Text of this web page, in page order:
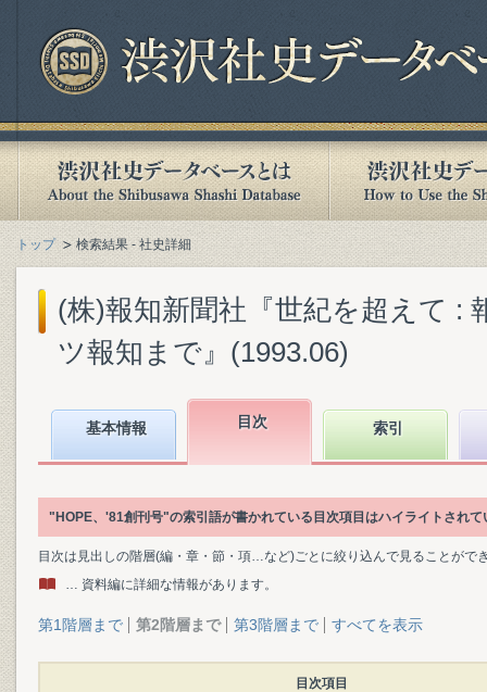
トップ 検索結果 - 社史詳細
(株)報知新聞社『世紀を超えて :
ツ報知まで』(1993.06)
基本情報 目次 索引
"HOPE、'81創刊号"の索引語が書かれている目次項目はハイライトされて
目次は見出しの階層(編・章・節・項…など)ごとに絞り込んで見ることがで
… 資料編に詳細な情報があります。
第1階層まで 第2階層まで 第3階層まで すべてを表示
目次項目